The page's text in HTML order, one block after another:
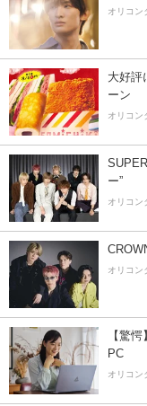
オリコン
大好評
ーン
オリコン
ー”
オリコン
オリコン
【驚
PC
オリコン